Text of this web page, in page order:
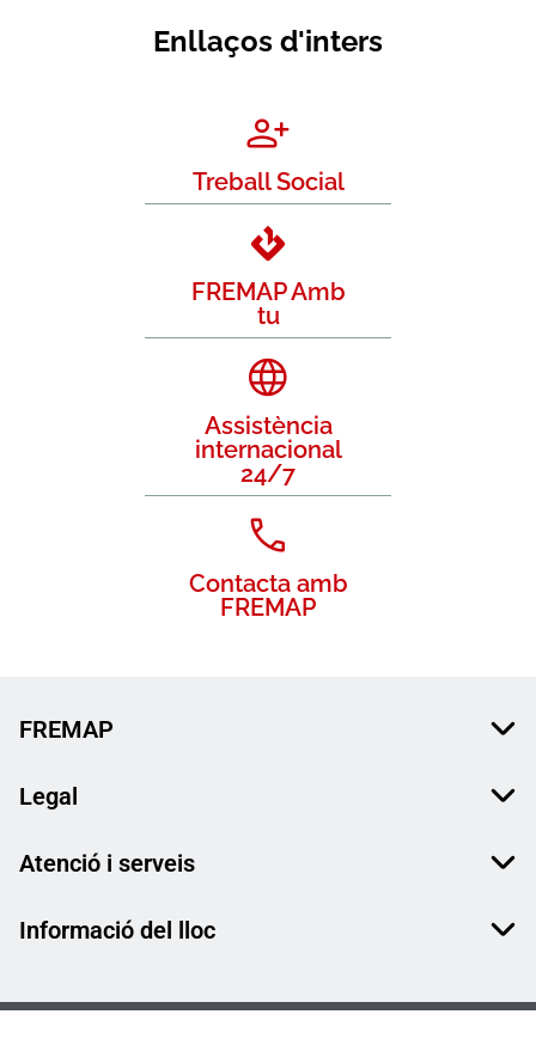
Enllaços d'inters
Treball Social
FREMAP Amb
tu
Assistència
internacional
24/7
Contacta amb
FREMAP
FREMAP
Legal
Atenció i serveis
Informació del lloc